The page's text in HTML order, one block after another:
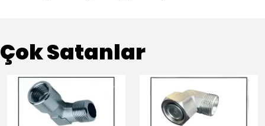
Çok Satanlar